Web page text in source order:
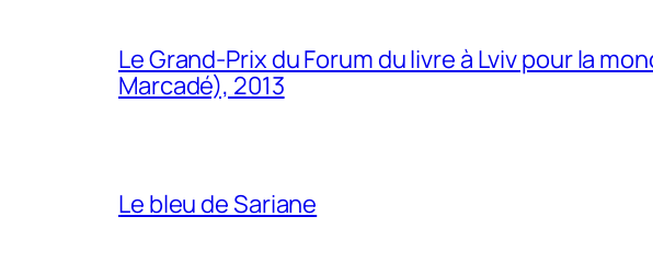
Le Grand-Prix du Forum du livre à Lviv pour la
Marcadé), 2013
Le bleu de Sariane